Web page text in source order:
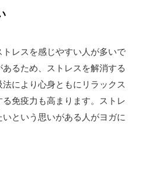
レスを感じやすい人が多いで
るため、ストレスを解消する
により心身ともにリラックス
免疫力も高まります。ストレ
という思いがある人がヨガに